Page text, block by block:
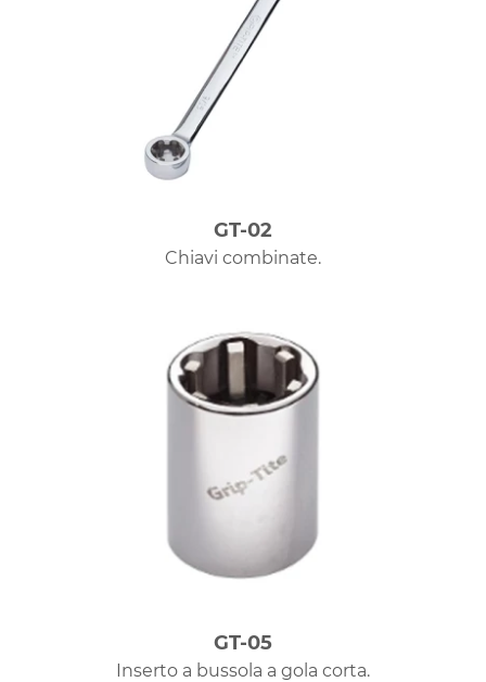
GT-02
Chiavi combinate.
GT-05
Inserto a bussola a gola corta.